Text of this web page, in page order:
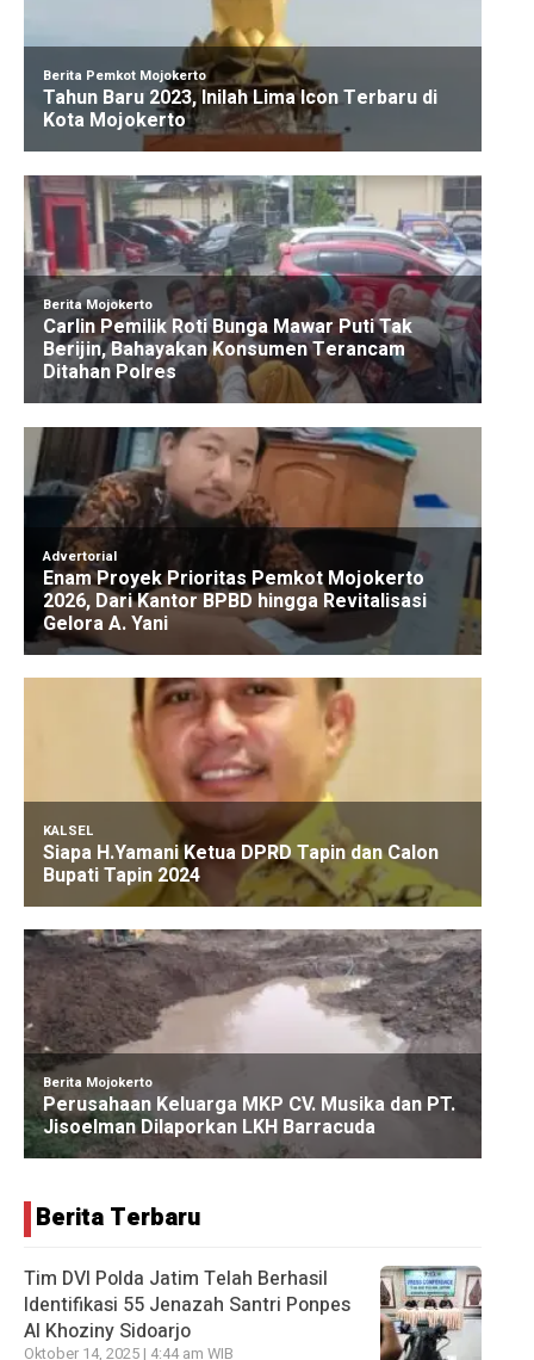
Berita Terbaru
Tim DVI Polda Jatim Telah Berhasil
Identifikasi 55 Jenazah Santri Ponpes
Al Khoziny Sidoarjo
Oktober 14, 2025 | 4:44 am WIB